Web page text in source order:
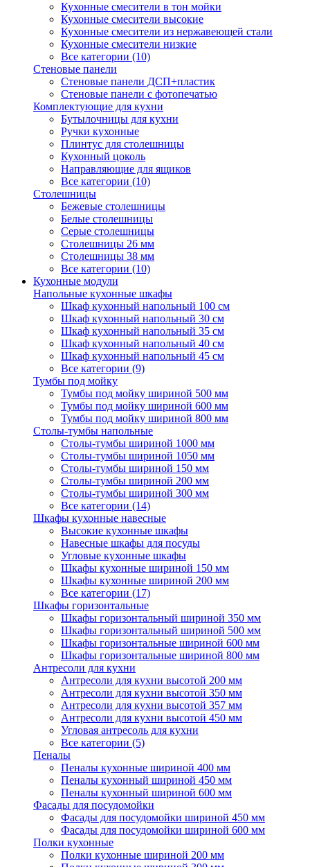
Кухонные смесители в тон мойки
Кухонные смесители высокие
Кухонные смесители из нержавеющей стали
Кухонные смесители низкие
Все категории (10)
Стеновые панели
Стеновые панели ДСП+пластик
Стеновые панели с фотопечатью
Комплектующие для кухни
Бутылочницы для кухни
Ручки кухонные
Плинтус для столешницы
Кухонный цоколь
Направляющие для ящиков
Все категории (10)
Столешницы
Бежевые столешницы
Белые столешницы
Серые столешницы
Столешницы 26 мм
Столешницы 38 мм
Все категории (10)
Кухонные модули
Напольные кухонные шкафы
Шкаф кухонный напольный 100 см
Шкаф кухонный напольный 30 см
Шкаф кухонный напольный 35 см
Шкаф кухонный напольный 40 см
Шкаф кухонный напольный 45 см
Все категории (9)
Тумбы под мойку
Тумбы под мойку шириной 500 мм
Тумбы под мойку шириной 600 мм
Тумбы под мойку шириной 800 мм
Столы-тумбы напольные
Столы-тумбы шириной 1000 мм
Столы-тумбы шириной 1050 мм
Столы-тумбы шириной 150 мм
Столы-тумбы шириной 200 мм
Столы-тумбы шириной 300 мм
Все категории (14)
Шкафы кухонные навесные
Высокие кухонные шкафы
Навесные шкафы для посуды
Угловые кухонные шкафы
Шкафы кухонные шириной 150 мм
Шкафы кухонные шириной 200 мм
Все категории (17)
Шкафы горизонтальные
Шкафы горизонтальный шириной 350 мм
Шкафы горизонтальный шириной 500 мм
Шкафы горизонтальные шириной 600 мм
Шкафы горизонтальные шириной 800 мм
Антресоли для кухни
Антресоли для кухни высотой 200 мм
Антресоли для кухни высотой 350 мм
Антресоли для кухни высотой 357 мм
Антресоли для кухни высотой 450 мм
Угловая антресоль для кухни
Все категории (5)
Пеналы
Пеналы кухонные шириной 400 мм
Пеналы кухонный шириной 450 мм
Пеналы кухонный шириной 600 мм
Фасады для посудомойки
Фасады для посудомойки шириной 450 мм
Фасады для посудомойки шириной 600 мм
Полки кухонные
Полки кухонные шириной 200 мм